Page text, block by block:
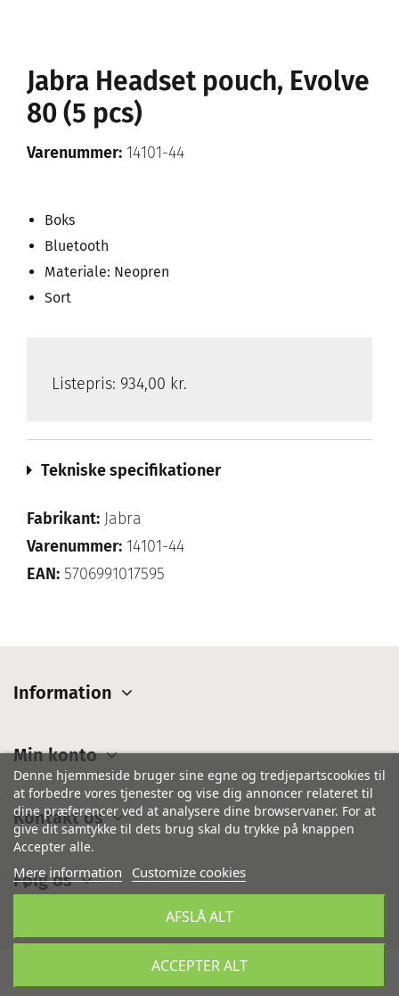
Jabra Headset pouch, Evolve
80 (5 pcs)
Varenummer: 14101-44
Boks
Bluetooth
Materiale: Neopren
Sort
Listepris: 934,00 kr.
Tekniske specifikationer
Fabrikant: Jabra
Varenummer: 14101-44
EAN: 5706991017595
Information
Min konto
Kontakt os
Denne hjemmeside bruger sine egne og tredjepartscookies til
at forbedre vores tjenester og vise dig annoncer relateret til
dine præferencer ved at analysere dine browservaner. For at
give dit samtykke til dets brug skal du trykke på knappen
Accepter alle.
Mere information Customize cookies
AFSLÅ ALT
ACCEPTER ALT
Følg os
IsiCom Denmark A/S- Alle rettigheder forbeholdes